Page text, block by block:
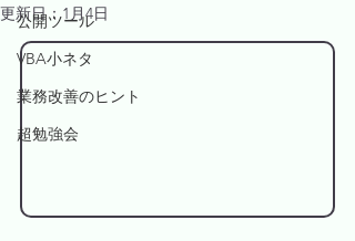
公開ツール
VBA小ネタ
業務改善のヒント
超勉強会
更新日：1月4日